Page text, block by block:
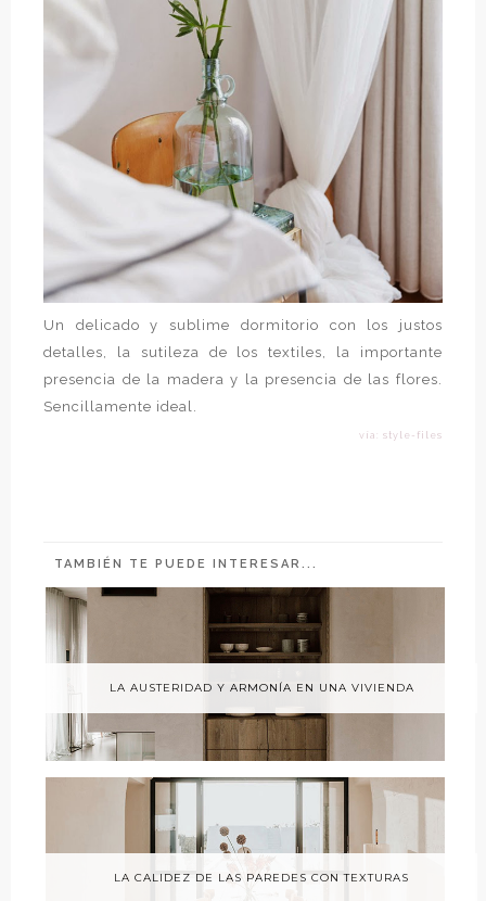
Un delicado y sublime dormitorio con los justos
detalles, la sutileza de los textiles, la importante
presencia de la madera y la presencia de las flores.
Sencillamente ideal.
vía: style-files
TAMBIÉN TE PUEDE INTERESAR...
LA AUSTERIDAD Y ARMONÍA EN UNA VIVIENDA
LA CALIDEZ DE LAS PAREDES CON TEXTURAS